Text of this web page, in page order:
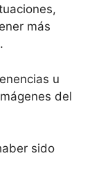
más
u
del
sido